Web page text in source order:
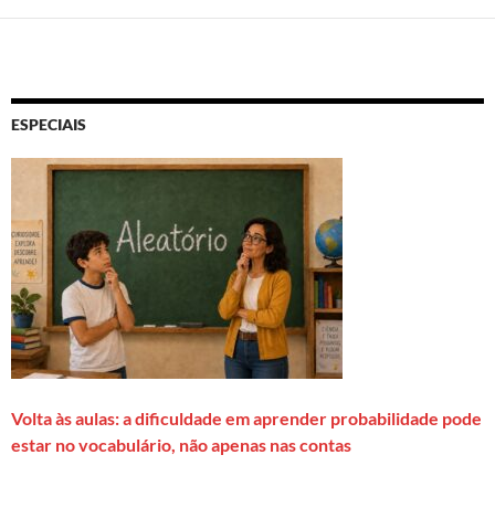
ESPECIAIS
Volta às aulas: a dificuldade em aprender probabilidade pode
estar no vocabulário, não apenas nas contas